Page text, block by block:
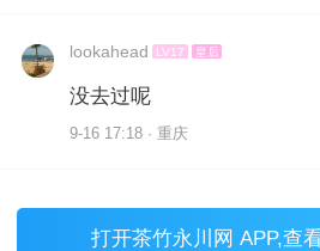
lookahead LV17 皇后
没去过呢
9-16 17:18 · 重庆
打开茶竹永川网 APP,查